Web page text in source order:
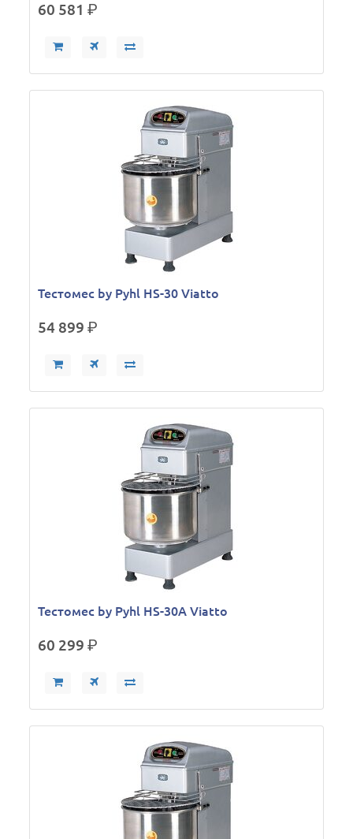
60 581р.
Тестомес by Pyhl HS-30 Viatto
54 899р.
Тестомес by Pyhl HS-30A Viatto
60 299р.